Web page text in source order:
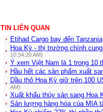
TIN LIÊN QUAN
Etihad Cargo bay đến
Hoa Kỳ - thị trường chính
10:34:20 AM)
Ý xem Việt Nam là 1 trong 10
Hầu hết các sản phẩm xuất
Dầu thô Hoa Kỳ giữ trên 100
AM)
Xuất khẩu thủy sản sang Hoa
Sản lượng hàng hóa của MIA